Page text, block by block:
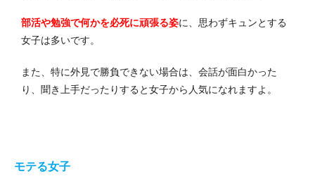
部活や勉強で何かを必死に頑張る姿に、思わずキュンとする
女子は多いです。
また、特に外見で勝負できない場合は、会話が面白かった
り、聞き上手だったりすると女子から人気になれますよ。
モテる女子